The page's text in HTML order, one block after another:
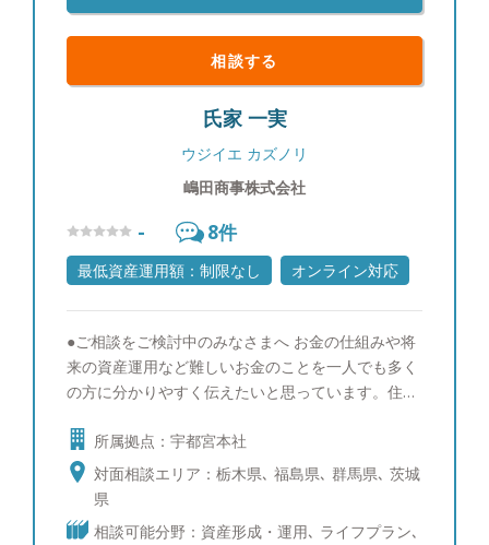
相談する
氏家 一実
ウジイエ カズノリ
嶋田商事株式会社
- 8件
最低資産運用額：制限なし オンライン対応
●ご相談をご検討中のみなさまへ お金の仕組みや将
来の資産運用など難しいお金のことを一人でも多く
の方に分かりやすく伝えたいと思っています。住宅
談など、さまざまなお金の悩みにプロの視点からア
ドバイスすることを心掛けています。一人ひとりに
合わせたカウンセリングによって作り上げるライフ
プランも喜ばれることが多いので、ぜひ一度お気軽
所属拠点：宇都宮本社
対面相談エリア：栃木県､ 福島県､ 群馬県､ 茨城
県
相談可能分野：資産形成・運用､ ライフプラン､